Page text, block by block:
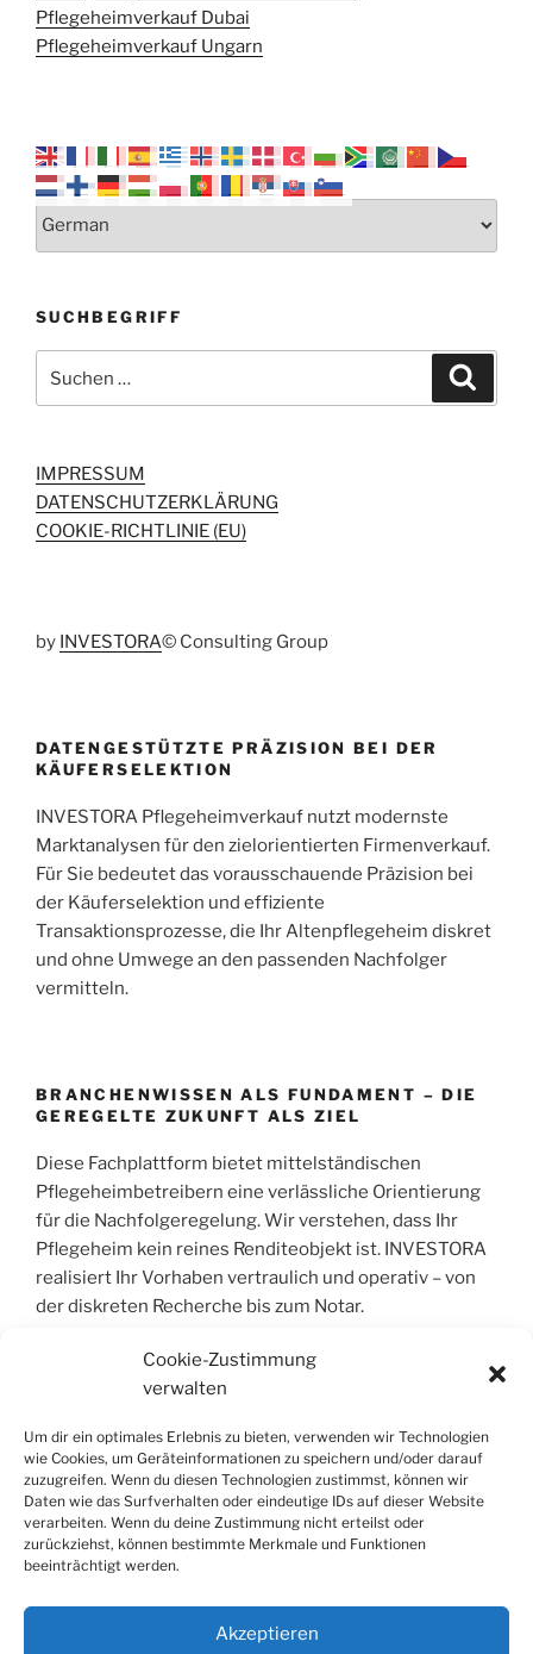
Cookie-Zustimmung
verwalten
Um dir ein optimales Erlebnis zu bieten, verwenden wir Technologien
wie Cookies, um Geräteinformationen zu speichern und/oder darauf
zuzugreifen. Wenn du diesen Technologien zustimmst, können wir
Daten wie das Surfverhalten oder eindeutige IDs auf dieser Website
verarbeiten. Wenn du deine Zustimmung nicht erteilst oder
zurückziehst, können bestimmte Merkmale und Funktionen
beeinträchtigt werden.
Akzeptieren
Pflegeheimverkauf Dubai
Pflegeheimverkauf Ungarn
SUCHBEGRIFF
nach:
IMPRESSUM
DATENSCHUTZERKLÄRUNG
COOKIE-RICHTLINIE (EU)
by INVESTORA© Consulting Group
DATENGESTÜTZTE PRÄZISION BEI DER
KÄUFERSELEKTION
INVESTORA Pflegeheimverkauf nutzt modernste
Marktanalysen für den zielorientierten Firmenverkauf.
Für Sie bedeutet das vorausschauende Präzision bei
der Käuferselektion und effiziente
Transaktionsprozesse, die Ihr Altenpflegeheim diskret
und ohne Umwege an den passenden Nachfolger
vermitteln.
BRANCHENWISSEN ALS FUNDAMENT – DIE
GEREGELTE ZUKUNFT ALS ZIEL
Diese Fachplattform bietet mittelständischen
Pflegeheimbetreibern eine verlässliche Orientierung
für die Nachfolgeregelung. Wir verstehen, dass Ihr
Pflegeheim kein reines Renditeobjekt ist. INVESTORA
realisiert Ihr Vorhaben vertraulich und operativ – von
der diskreten Recherche bis zum Notar.
GMBH & CO. KG. ALLE RECHTE VORBEHALT
Alle Informationen wurden sorgfältig
zusammengestellt, jedoch wird jegliche Haftung für
Richtigkeit und Vollständigkeit ausgeschlossen. Die
Inhalte dienen der allgemeinen Information und stellen
keine individuelle Fachberatung.